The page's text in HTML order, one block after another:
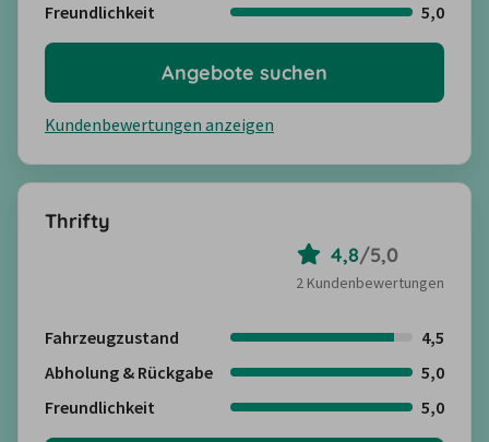
Freundlichkeit
5,0
Kundenbewertungen anzeigen
Angebote suchen
Thrifty
4,8/5,0
2 Kundenbewertungen
Fahrzeugzustand
4,5
Abholung & Rückgabe
5,0
Freundlichkeit
5,0